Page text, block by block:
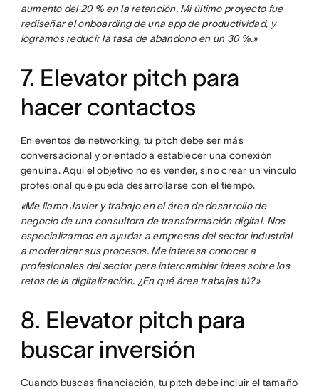
aumento del 20 % en la retención. Mi último proyecto fue
rediseñar el onboarding de una app de productividad, y
logramos reducir la tasa de abandono en un 30 %.»
7. Elevator pitch para
hacer contactos
En eventos de networking, tu pitch debe ser más
conversacional y orientado a establecer una conexión
genuina. Aquí el objetivo no es vender, sino crear un vínculo
profesional que pueda desarrollarse con el tiempo.
«Me llamo Javier y trabajo en el área de desarrollo de
negocio de una consultora de transformación digital. Nos
especializamos en ayudar a empresas del sector industrial
a modernizar sus procesos. Me interesa conocer a
profesionales del sector para intercambiar ideas sobre los
retos de la digitalización. ¿En qué área trabajas tú?»
8. Elevator pitch para
buscar inversión
Cuando buscas financiación, tu pitch debe incluir el tamaño